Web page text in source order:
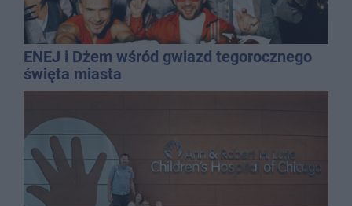
ENEJ i Dżem wśród gwiazd tegorocznego
święta miasta